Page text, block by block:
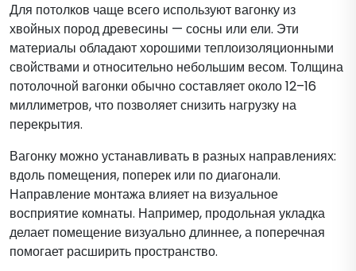
Для потолков чаще всего используют вагонку из
хвойных пород древесины — сосны или ели. Эти
материалы обладают хорошими теплоизоляционными
свойствами и относительно небольшим весом. Толщина
потолочной вагонки обычно составляет около 12–16
миллиметров, что позволяет снизить нагрузку на
перекрытия.
Вагонку можно устанавливать в разных направлениях:
вдоль помещения, поперек или по диагонали.
Направление монтажа влияет на визуальное
восприятие комнаты. Например, продольная укладка
делает помещение визуально длиннее, а поперечная
помогает расширить пространство.